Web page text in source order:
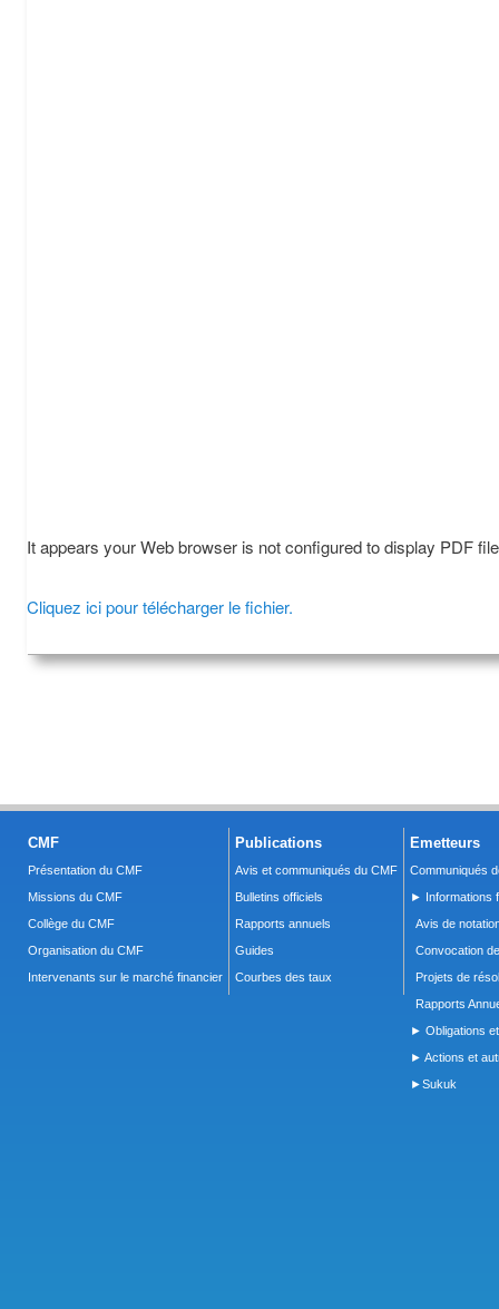
It appears your Web browser is not configured to display PDF
Cliquez ici pour télécharger le fichier.
CMF
Présentation du CMF
Missions du CMF
Collège du CMF
Organisation du CMF
Intervenants sur le marché financier
Publications
Avis et communiqués du CMF
Bulletins officiels
Rapports annuels
Guides
Courbes des taux
Emetteurs
Communiqués
► Informations
Avis de
Convocation
Projets de
Rapports
► Obligations
► Actions et
►Sukuk